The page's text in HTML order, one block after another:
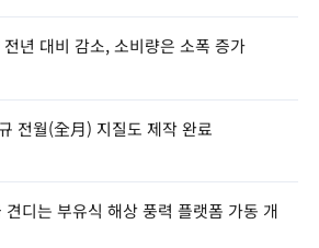
년 대비 감소, 소비량은 소폭 증가
전월(全月) 지질도 제작 완료
디는 부유식 해상 풍력 플랫폼 가동 개